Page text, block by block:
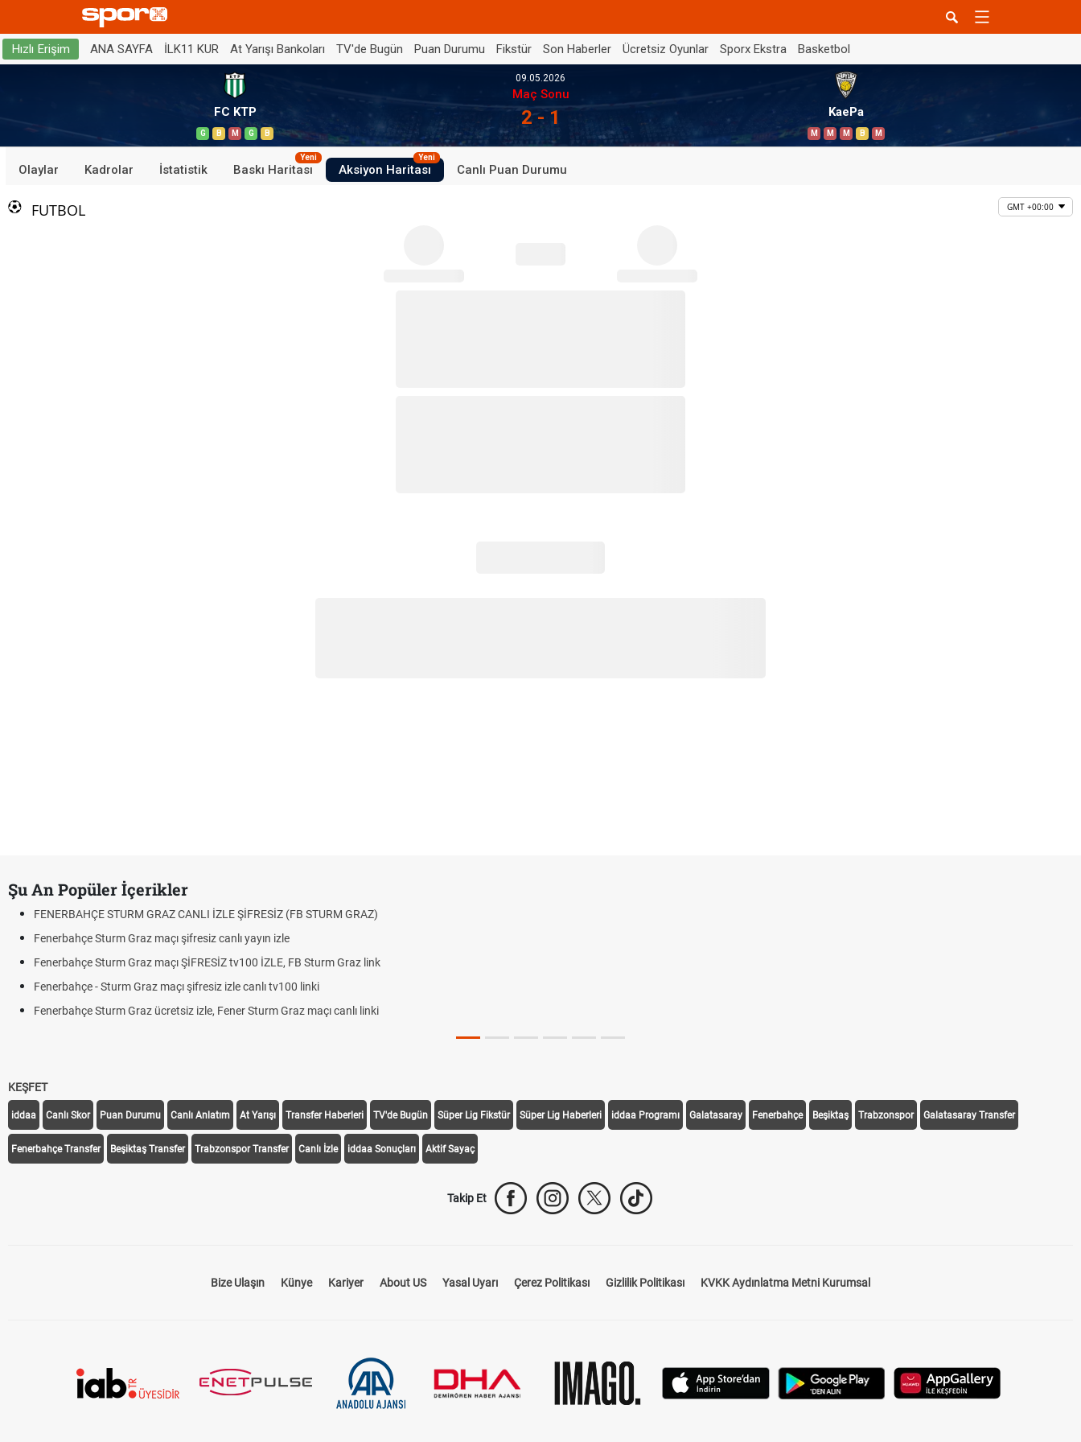
Hızlı Erişim ANA SAYFA İLK11 KUR At Yarışı Bankoları TV'de Bugün Puan Durumu Fikstür Son Haberler Ücretsiz Oyunlar Sporx Ekstra Basketbol
FC KTP
G B M G B
09.05.2026
Maç Sonu
2 - 1 KaePa
M M M B M
Olaylar Kadrolar İstatistik Baskı Haritası
Yeni
Aksiyon Haritası
Yeni
Canlı Puan Durumu
FUTBOL GMT +00:00
Şu An Popüler İçerikler
FENERBAHÇE STURM GRAZ CANLI İZLE ŞİFRESİZ (FB STURM GRAZ)
Fenerbahçe Sturm Graz maçı şifresiz canlı yayın izle
Fenerbahçe Sturm Graz maçı ŞİFRESİZ tv100 İZLE, FB Sturm Graz link
Fenerbahçe - Sturm Graz maçı şifresiz izle canlı tv100 linki
Fenerbahçe Sturm Graz ücretsiz izle, Fener Sturm Graz maçı canlı linki
KEŞFET
iddaa Canlı Skor Puan Durumu Canlı Anlatım At Yarışı Transfer Haberleri TV'de Bugün Süper Lig Fikstür Süper Lig Haberleri iddaa Programı Galatasaray Fenerbahçe Beşiktaş Trabzonspor Galatasaray Transfer
Fenerbahçe Transfer Beşiktaş Transfer Trabzonspor Transfer Canlı İzle iddaa Sonuçları Aktif Sayaç
Takip Et
Bize Ulaşın Künye Kariyer About US Yasal Uyarı Çerez Politikası Gizlilik Politikası KVKK Aydınlatma Metni Kurumsal